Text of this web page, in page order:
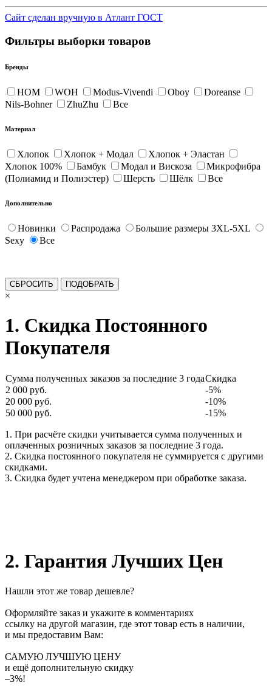
Сайт сделан вручную в Атлант ГОСТ
Фильтры выборки товаров
Бренды
HOM WOH Modus-Vivendi Oboy
Doreanse
Nils-Bohner
ZhuZhu Все
Материал
Хлопок Хлопок + Модал
Хлопок + Эластан
Хлопок 100%
Бамбук Модал и Вискоза
Микрофибра
(Полиамид и Полиэстер)
Шерсть Шёлк Все
Дополнительно
Новинки Распродажа
Большие размеры 3XL-5XL
Sexy
Все
×
1. Скидка Постоянного
Покупателя
Сумма полученных заказов за последние 3 годаСкидка
2 000 руб.
-5%
20 000 руб.
-10%
50 000 руб.
-15%
1. При расчёте скидки учитывается сумма полученных и
оплаченных розничных заказов за последние 3 года.
2. Скидка постоянного покупателя не суммируется с другими
скидками.
3. Скидка будет учтена менеджером при обработке заказа.
2. Гарантия Лучших Цен
Нашли этот же товар дешевле?
Оформляйте заказ и укажите в комментариях
ссылку на другой магазин, где этот товар есть в наличии,
и мы предоставим Вам:
САМУЮ ЛУЧШУЮ ЦЕНУ
и ещё дополнительную скидку
–3%!